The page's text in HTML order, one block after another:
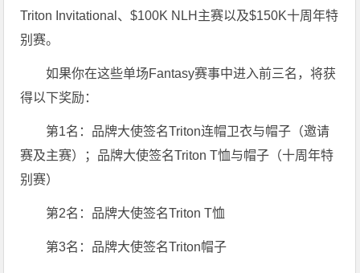
Triton Invitational、$100K NLH主赛以及$150K十周年特
别赛。
如果你在这些单场Fantasy赛事中进入前三名，将获
得以下奖励：
第1名：品牌大使签名Triton连帽卫衣与帽子（邀请
赛及主赛）；品牌大使签名Triton T恤与帽子（十周年特
别赛）
第2名：品牌大使签名Triton T恤
第3名：品牌大使签名Triton帽子